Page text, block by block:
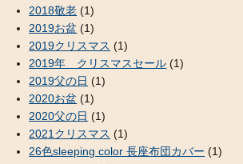
2018敬老 (1)
2019お盆 (1)
2019クリスマス (1)
2019年 クリスマスセール (1)
2019父の日 (1)
2020お盆 (1)
2020父の日 (1)
2021クリスマス (1)
26色sleeping color 長座布団カバー (1)